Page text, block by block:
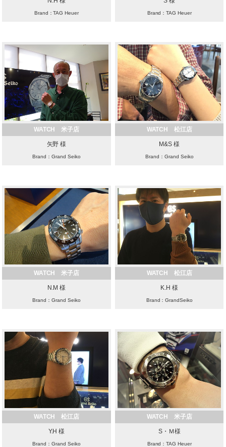
Brand：TAG Heuer Brand：TAG Heuer
WATCH 米子店
矢野 様
Brand：Grand Seiko
WATCH 松江店
M&S 様
Brand：Grand Seiko
WATCH 米子店
N.M 様
Brand：Grand Seiko
WATCH 松江店
K.H 様
Brand：GrandSeiko
WATCH 松江店
Y.H 様
Brand：Grand Seiko
WATCH 米子店
S・Ｍ様
Brand：TAG Heuer